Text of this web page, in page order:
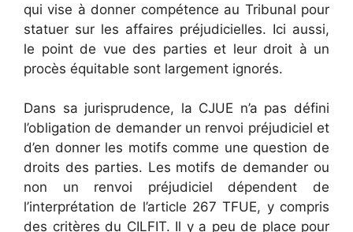
qui vise à donner compétence au Tribunal pour
statuer sur les affaires préjudicielles. Ici aussi,
le point de vue des parties et leur droit à un
procès équitable sont largement ignorés.
Dans sa jurisprudence, la CJUE n’a pas défini
l’obligation de demander un renvoi préjudiciel et
d’en donner les motifs comme une question de
droits des parties. Les motifs de demander ou
non un renvoi préjudiciel dépendent de
l’interprétation de l’article 267 TFUE, y compris
des critères du CILFIT. Il y a peu de place pour